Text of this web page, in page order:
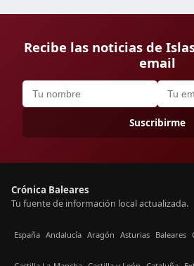
Recibe las noticias de
email
Suscribirme
Crónica Baleares
Tu fuente de información local actualizada.
España Andalucía Aragón Asturias Baleares